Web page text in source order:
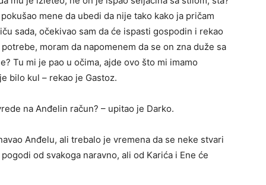
mene da ubedi da nije tako kako ja pričam
sada, očekivao sam da će ispasti gospodin i rekao
moram da napomenem da se on zna duže sa
Tu mi je pao u očima, ajde ovo što mi imamo
bilo kul – rekao je Gastoz.
na Anđelin račun? – upitao je Darko.
Anđelu, ali trebalo je vremena da se neke stvari
od svakoga naravno, ali od Karića i Ene će